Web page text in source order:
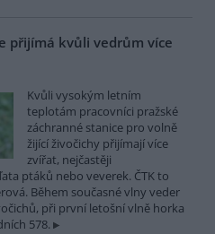
přijímá kvůli vedrům více
Kvůli vysokým letním
teplotám pracovníci pražské
záchranné stanice pro volně
žijící živočichy přijímají více
zvířat, nejčastěji
ptáků nebo veverek. ČTK to
Během současné vlny veder
při první letošní vlně horka
578.